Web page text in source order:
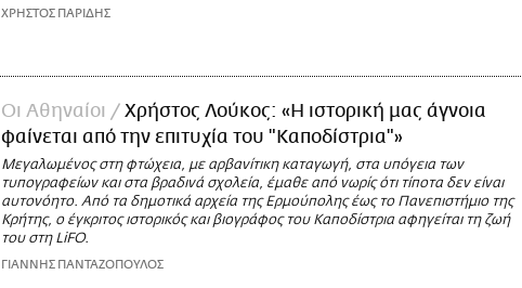
ΧΡΗΣΤΟΣ ΠΑΡΙΔΗΣ
Οι Αθηναίοι
Χρήστος Λούκος: «Η ιστορική μας άγνοια
φαίνεται από την επιτυχία του "Καποδίστρια"»
Μεγαλωμένος στη φτώχεια, με αρβανίτικη καταγωγή, στα υπόγεια των
τυπογραφείων και στα βραδινά σχολεία, έμαθε από νωρίς ότι τίποτα δεν είναι
αυτονόητο. Από τα δημοτικά αρχεία της Ερμούπολης έως το Πανεπιστήμιο της
Κρήτης, ο έγκριτος ιστορικός και βιογράφος του Καποδίστρια αφηγείται τη ζωή
του στη LiFO.
ΓΙΑΝΝΗΣ ΠΑΝΤΑΖΟΠΟΥΛΟΣ